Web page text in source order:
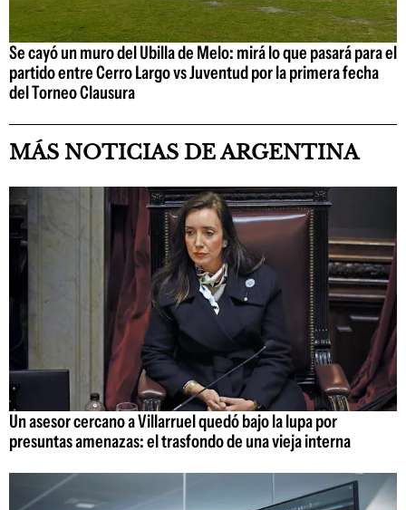
Se cayó un muro del Ubilla de Melo: mirá lo que pasará para el
partido entre Cerro Largo vs Juventud por la primera fecha
del Torneo Clausura
MÁS NOTICIAS DE ARGENTINA
Un asesor cercano a Villarruel quedó bajo la lupa por
presuntas amenazas: el trasfondo de una vieja interna